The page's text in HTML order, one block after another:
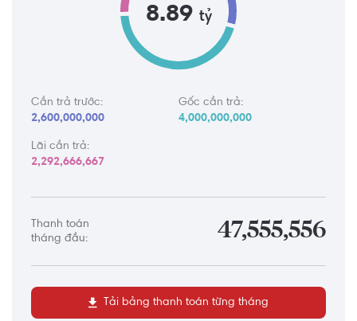
8.89 tỷ
Cần trả trước:
2,600,000,000
Gốc cần trả:
4,000,000,000
Lãi cần trả:
2,292,666,667
Thanh toán
tháng đầu:
47,555,556
Tải bảng thanh toán từng tháng